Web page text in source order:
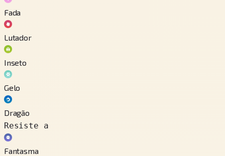
Fada
Lutador
Inseto
Gelo
Dragão
Resiste a
Fantasma